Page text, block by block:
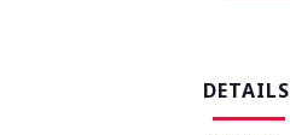
DETAILS